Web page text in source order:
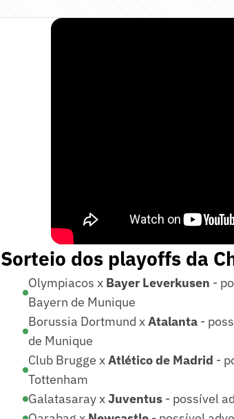
Sorteio dos playoffs da
Olympiacos x Bayer Leverkusen -
Bayern de Munique
Borussia Dortmund xAtalanta -
de Munique
Club Brugge xAtlético de Madrid -
Tottenham
Galatasaray xJuventus - possível